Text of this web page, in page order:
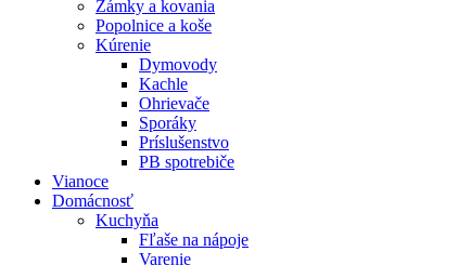
Zámky a kovania
Popolnice a koše
Kúrenie
Dymovody
Kachle
Ohrievače
Sporáky
Príslušenstvo
PB spotrebiče
Vianoce
Domácnosť
Kuchyňa
Fľaše na nápoje
Varenie